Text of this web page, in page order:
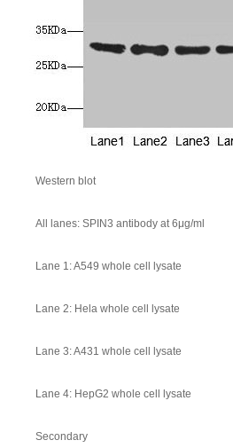
Western blot
All lanes: SPIN3 antibody at 6μg/ml
Lane 1: A549 whole cell lysate
Lane 2: Hela whole cell lysate
Lane 3: A431 whole cell lysate
Lane 4: HepG2 whole cell lysate
Secondary